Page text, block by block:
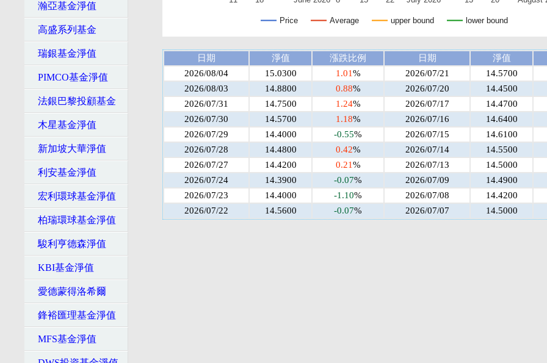
瀚亞基金淨值
高盛系列基金
瑞銀基金淨值
PIMCO基金淨值
法銀巴黎投顧基金
木星基金淨值
新加坡大華淨值
利安基金淨值
宏利環球基金淨值
柏瑞環球基金淨值
駿利亨德森淨值
KBI基金淨值
愛德蒙得洛希爾
鋒裕匯理基金淨值
MFS基金淨值
Price Average upper bound lower bound
日期 淨值 漲跌比例 日期
淨值
2026/08/04
15.0300 1.01% 2026/07/21
14.5700
2026/08/03
14.8800 0.88% 2026/07/20
14.4500
2026/07/31
14.7500 1.24% 2026/07/17
14.4700
2026/07/30
14.5700 1.18% 2026/07/16
14.6400
2026/07/29
14.4000 -0.55% 2026/07/15
14.6100
2026/07/28
14.4800 0.42% 2026/07/14
14.5500
2026/07/27
14.4200 0.21% 2026/07/13
14.5000
2026/07/24
14.3900 -0.07% 2026/07/09
14.4900
2026/07/23
14.4000 -1.10% 2026/07/08
14.4200
2026/07/22
14.5600 -0.07% 2026/07/07 14.5000